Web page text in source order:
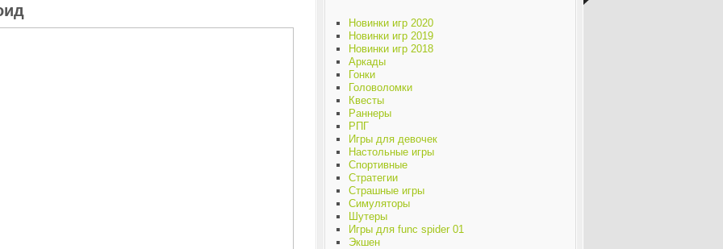
Новинки игр 2020
Новинки игр 2019
Новинки игр 2018
Аркады
Гонки
Головоломки
Квесты
Раннеры
РПГ
Игры для девочек
Настольные игры
Спортивные
Стратегии
Страшные игры
Симуляторы
Шутеры
Игры для func spider 01
Экшен